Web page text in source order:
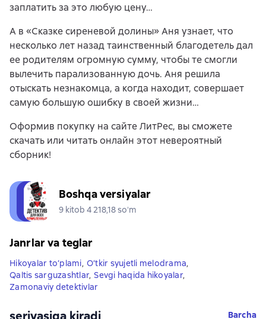
заплатить за это любую цену…
А в «Сказке сиреневой долины» Аня узнает, что
несколько лет назад таинственный благодетель дал
ее родителям огромную сумму, чтобы те смогли
вылечить парализованную дочь. Аня решила
отыскать незнакомца, а когда находит, совершает
самую большую ошибку в своей жизни…
Оформив покупку на сайте ЛитРес, вы сможете
скачать или читать онлайн этот невероятный
сборник!
Boshqa versiyalar
9 kitob 4 218,18 soʻm
Janrlar va teglar
Hikoyalar to‘plami, O‘tkir syujetli melodrama,
Qaltis sarguzashtlar, Sevgi haqida hikoyalar,
Zamonaviy detektivlar
Barcha